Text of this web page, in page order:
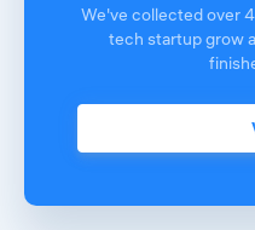
We've collected over
tech startup grow